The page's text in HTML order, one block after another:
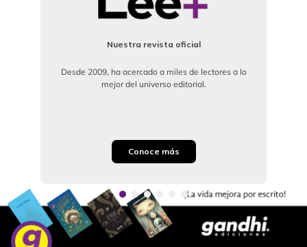
Nuestra revista oficial
Desde 2009, ha acercado a miles de lectores a lo
mejor del universo editorial.
Conoce más